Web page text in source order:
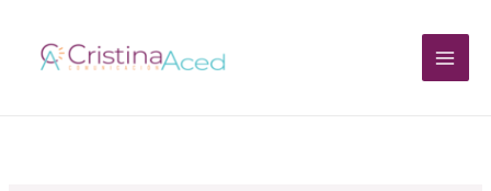
contenido